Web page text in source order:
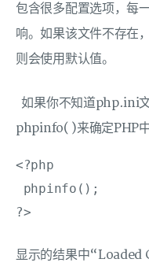
包含很多配置选项，每
响。如果该文件不存在
则会使用默认值。
如果你不知道php.ini
phpinfo( )来确定PHP中
<?php
phpinfo();
显示的结果中